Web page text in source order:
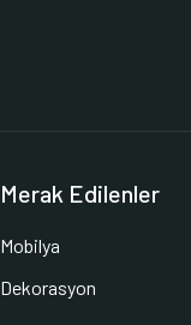
Merak Edilenler
Mobilya
Dekorasyon